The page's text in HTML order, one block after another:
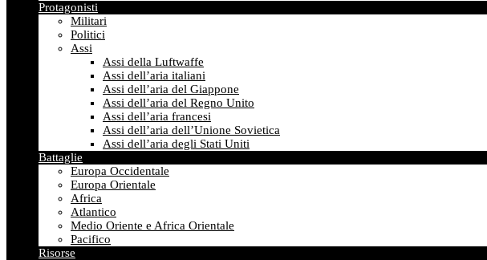
Protagonisti
Militari
Politici
Assi
Assi della Luftwaffe
Assi dell’aria italiani
Assi dell’aria del Giappone
Assi dell’aria del Regno Unito
Assi dell’aria francesi
Assi dell’aria dell’Unione Sovietica
Assi dell’aria degli Stati Uniti
Battaglie
Europa Occidentale
Europa Orientale
Africa
Atlantico
Medio Oriente e Africa Orientale
Pacifico
Risorse